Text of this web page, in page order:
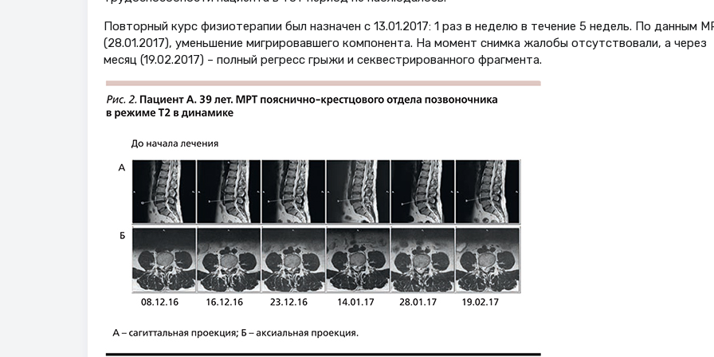
Повторный курс физиотерапии был назначен с 13.01.2017: 1 раз в неделю в течение 5 недель. По данным
(28.01.2017), уменьшение мигрировавшего компонента. На момент снимка жалобы отсутствовали, а через
месяц (19.02.2017) – полный регресс грыжи и секвестрированного фрагмента.